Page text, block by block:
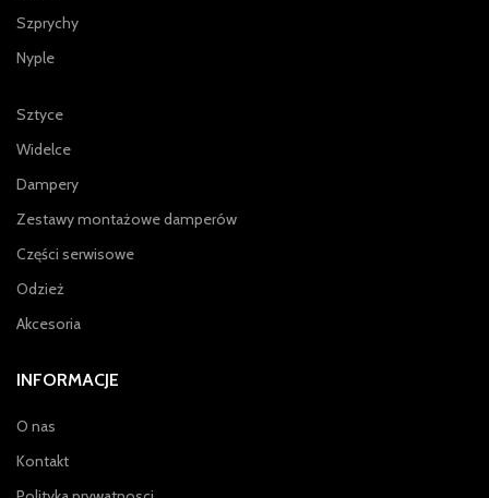
Szprychy
Nyple
Sztyce
Widelce
Dampery
Zestawy montażowe damperów
Części serwisowe
Odzież
Akcesoria
INFORMACJE
O nas
Kontakt